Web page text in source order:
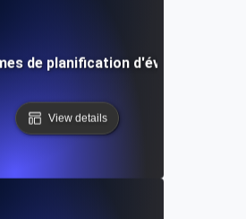
de planification d'événements :
View details